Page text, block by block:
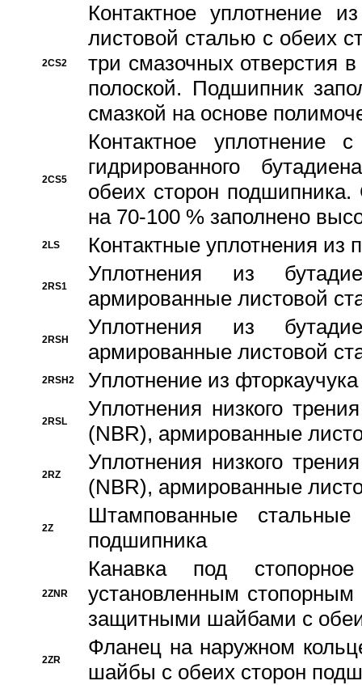
2CS2
Контактное уплотнение
листовой сталью с обеих
три смазочных отверстия
полоской. Подшипник
смазкой на основе
2CS5
Контактное уплотнение
гидрированного
обеих сторон
на 70-100 % заполнено
2LS Контактные уплотнения из
2RS1
Уплотнения из
армированные листовой
2RSH
Уплотнения из
армированные листовой
2RSH2 Уплотнение из
2RSL
Уплотнения низкого
(NBR), армированные
2RZ
Уплотнения низкого
(NBR), армированные
2Z
Штампованные
подшипника
2ZNR
Канавка под
установленным
защитными шайбами с
2ZR
Фланец на наружном
шайбы с обеих сторон